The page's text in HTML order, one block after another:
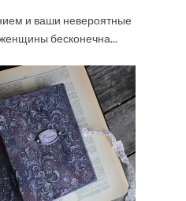
и ваши невероятные
бесконечна...